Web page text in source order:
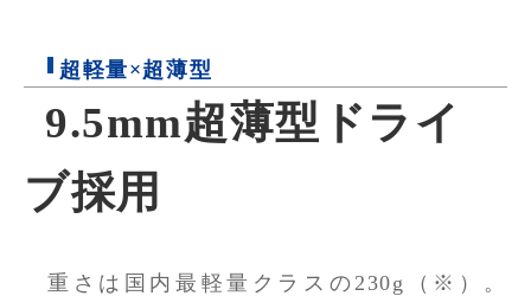
超軽量×超薄型
9.5mm超薄型ドライ
ブ採用
重さは国内最軽量クラスの230g（※）。